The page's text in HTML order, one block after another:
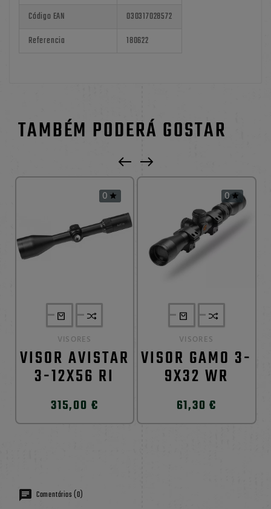
Código EAN
030317028572
Referencia
180622
TAMBÉM PODERÁ GOSTAR
0 
VISORES
VISOR AVISTAR
3-12X56 RI
315,00 €
0
VISORES
VISOR GAMO 3-
9X32 WR
61,30 €
Comentários (0)